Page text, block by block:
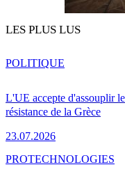
LES PLUS LUS
L'UE accepte d'assouplir
résistance de la Grèce
23.07.2026
POLITIQUE
PROTECHNOLOGIES